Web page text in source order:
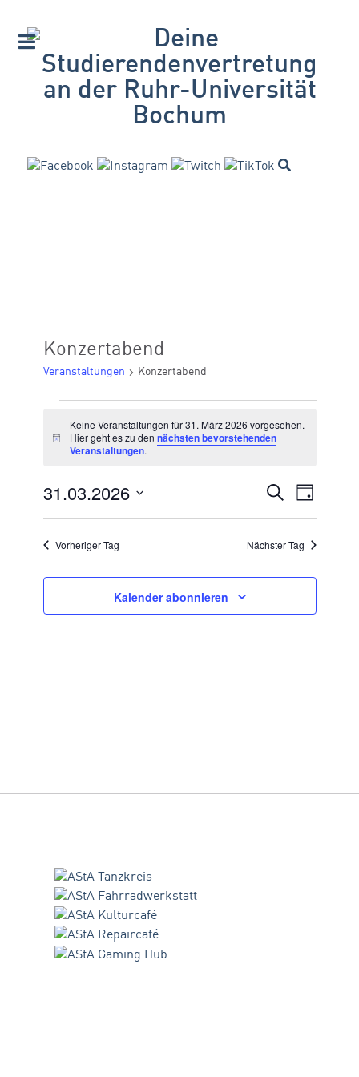
Konzertabend
Veranstaltungen Konzertabend
FÜR
MÄRZ
2026
Hinweis
Keine Veranstaltungen für 31. März 2026 vorgesehen.
Hier geht es zu dennächsten bevorstehenden
Veranstaltungen.
SUCHE
UND
Suche
Tag
31.03.2026
Vorheriger Tag Nächster Tag
Kalender abonnieren